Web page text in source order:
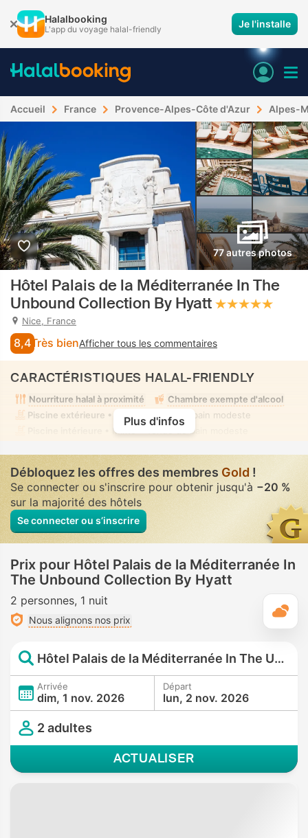
Halalbooking
L'app du voyage halal-friendly Je l'installe
Accueil France Provence-Alpes-Côte d'Azur Alpes-
77 autres photos
Hôtel Palais de la Méditerranée In The
Unbound Collection By Hyatt
Nice, France
8,4 Très bienAfficher tous les commentaires
CARACTÉRISTIQUES HALAL-FRIENDLY
Nourriture halal à proximité
Chambre exempte d'alcool
Piscine extérieure • Mixte • Tenue de bain modeste
• Mixte • Tenue de bain modeste
Plus d'infos
Débloquez les offres des membres Gold !
Se connecter ou s'inscrire pour obtenir jusqu'à −20 %
sur la majorité des hôtels
Se connecter ou s’inscrire
Prix pour Hôtel Palais de la Méditerranée In
The Unbound Collection By Hyatt
2 personnes 1 nuit
Nous alignons nos prix
Hôtel Palais de la Méditerranée In The Unbound Collection By Hyatt
Arrivée
dim, 1 nov. 2026
Départ
lun, 2 nov. 2026
2 adultes
ACTUALISER